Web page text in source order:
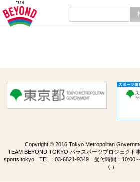
Copyright © 2016 Tokyo Metropolitan
TEAM BEYOND TOKYO パラスポーツプロジェクト
sports.tokyoTEL： 03-6821-9349受付時間：10:00～
く）